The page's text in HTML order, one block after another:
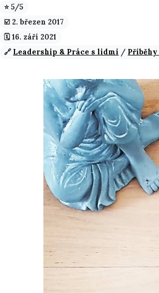
⭐ 5/5
☑️️ 2. březen 2017
🗓️ 16. září 2021
🔗 Leadership & Práce s lidmi /